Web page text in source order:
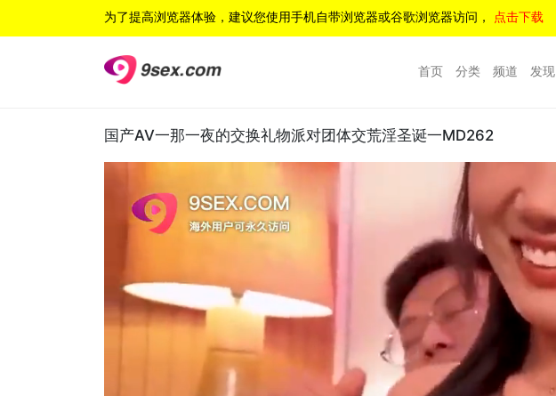
为了提高浏览器体验，建议您使用手机自带浏览器或谷歌浏览器访问， 点击下载
首页 分类 频道 发现
国产AV一那一夜的交换礼物派对团体交荒淫圣诞一MD262